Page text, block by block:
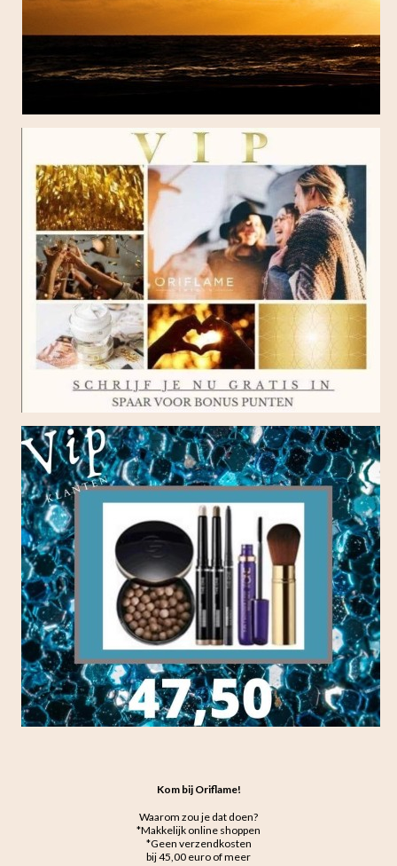
Kom bij Oriflame!
Waarom zou je dat doen?
*Makkelijk online shoppen
*Geen verzendkosten
bij 45,00 euro of meer